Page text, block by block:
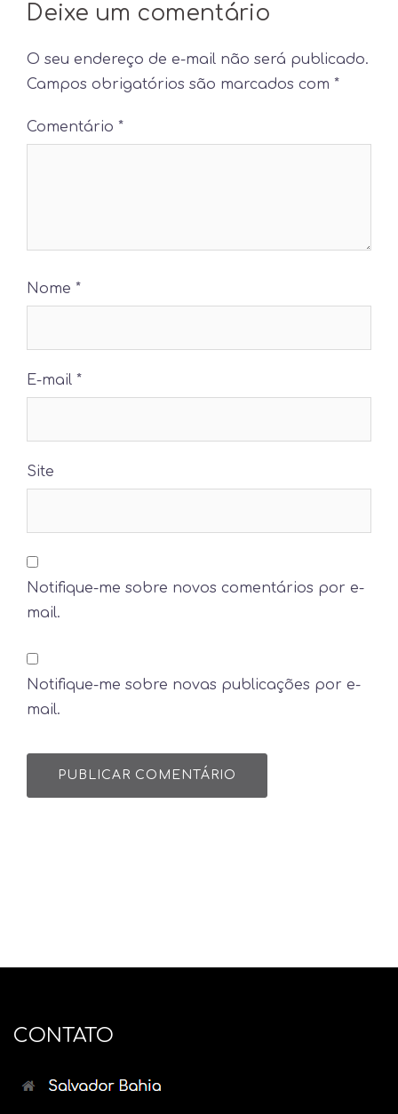
Deixe um comentário
O seu endereço de e-mail não será publicado.
Campos obrigatórios são marcados com *
Comentário *
Nome *
E-mail *
Site
Notifique-me sobre novos comentários por e-
mail.
Notifique-me sobre novas publicações por e-
mail.
CONTATO